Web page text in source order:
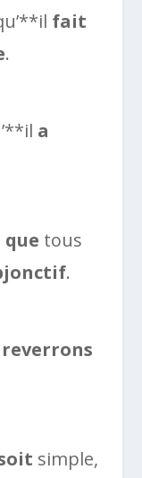
fait
.
a
tous
.
reverrons
simple,